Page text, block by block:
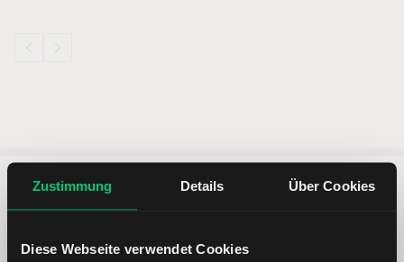
Zustimmung Details Über Cookies
Diese Webseite verwendet Cookies
5 entscheidende Vorteile vom
Online Broker LYNX